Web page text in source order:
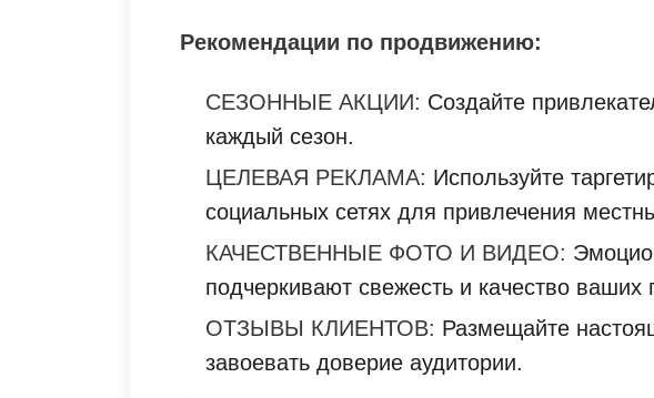
Рекомендации по продвижению:
СЕЗОННЫЕ АКЦИИ: Создайте
каждый сезон.
ЦЕЛЕВАЯ РЕКЛАМА: Используйте
социальных сетях для привлечения
КАЧЕСТВЕННЫЕ ФОТО И ВИДЕО:
подчеркивают свежесть и качество ваших
ОТЗЫВЫ КЛИЕНТОВ: Размещайте
завоевать доверие аудитории.